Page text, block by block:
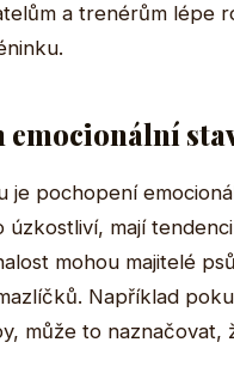
a trenérům lépe
emocionální
pochopení
mají
mohou majitelé
Například
může to naznačovat,